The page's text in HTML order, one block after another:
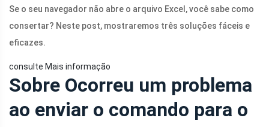
Se o seu navegador não abre o arquivo Excel, você sabe como
consertar? Neste post, mostraremos três soluções fáceis e
eficazes.
consulte Mais informação
Sobre Ocorreu um problema
ao enviar o comando para o